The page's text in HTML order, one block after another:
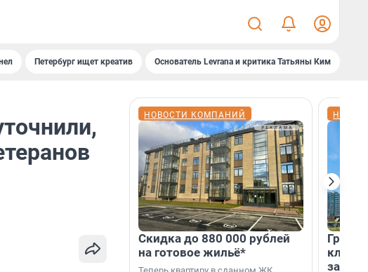
Петербург ищет креатив Основатель Levrana и критика Татьяны Ким
НОВОСТИ КОМПАНИЙ
Скидка до 880 000 рублей
на готовое жильё*